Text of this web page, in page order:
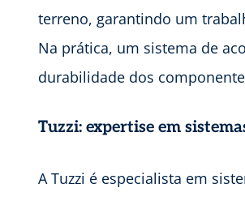
terreno, garantindo um
Na prática, um sistema de
durabilidade dos
Tuzzi: expertise em
A Tuzzi é especialista em